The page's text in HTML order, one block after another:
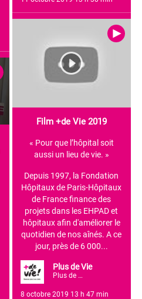
Film +de Vie 2019
« Pour que l’hôpital soit
aussi un lieu de vie. »
Depuis 1997, la Fondation
Hôpitaux de Paris-Hôpitaux
de France finance des
projets dans les EHPAD et
hôpitaux afin d'améliorer le
quotidien de nos aînés. A ce
jour, près de 6 000...
Plus de Vie
Plus de Vie
8 octobre 2019 13 h 47 min